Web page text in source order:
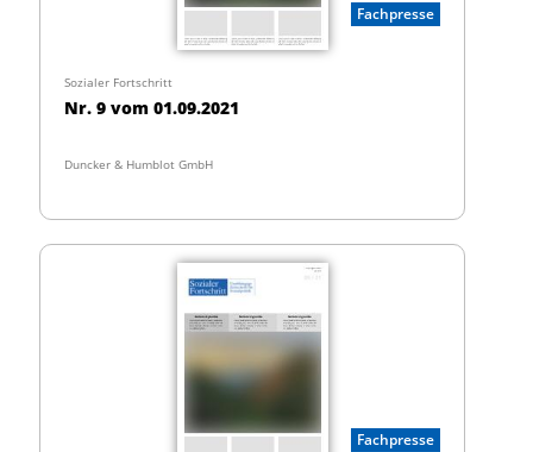
Fachpresse
Sozialer Fortschritt
Nr. 9 vom 01.09.2021
Duncker & Humblot GmbH
Fachpresse